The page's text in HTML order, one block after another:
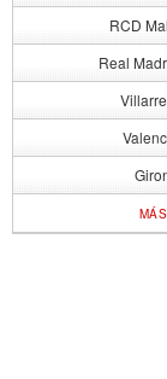
RCD
Real